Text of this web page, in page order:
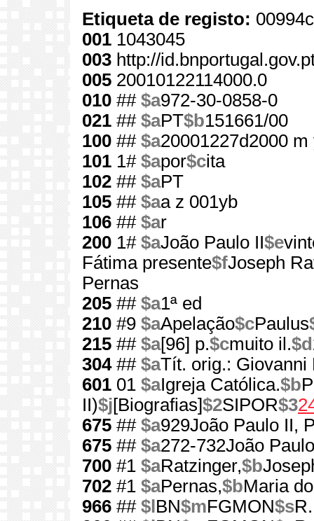
Etiqueta de registo:
001 1043045
003 http://
005 20010122114000.0
010 ## $a972-30-0858-0
021 ## $aPT$b151661/00
100 ## $a20001227d2000
101 1# $apor$cita
102 ## $aPT
105 ## $aa z 001yb
106 ## $ar
200 1# $aJoão Paulo II$e
Fátima presente$fJoseph
Pernas
205 ## $a1ª ed
210 #9 $aApelação$cPaulus
215 ## $a[96] p.$cmuito il.$d
304## $aTít. orig.: Giovanni
601 01 $aIgreja Católica.$b
II)$j[Biografias]$2SIPOR$3
675 ## $a929João Paulo II,
675 ## $a272-732João
700 #1 $aRatzinger,$b
702 #1 $aPernas,$bMaria
966 ## $l BN$mFGMON$s